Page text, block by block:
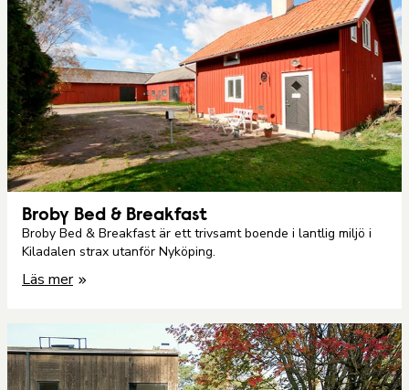
Broby Bed & Breakfast
Broby Bed & Breakfast är ett trivsamt boende i lantlig miljö i
Kiladalen strax utanför Nyköping.
Läs mer